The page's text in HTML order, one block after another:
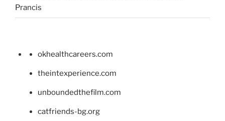
Prancis
okhealthcareers.com
theintexperience.com
unboundedthefilm.com
catfriends-bg.org